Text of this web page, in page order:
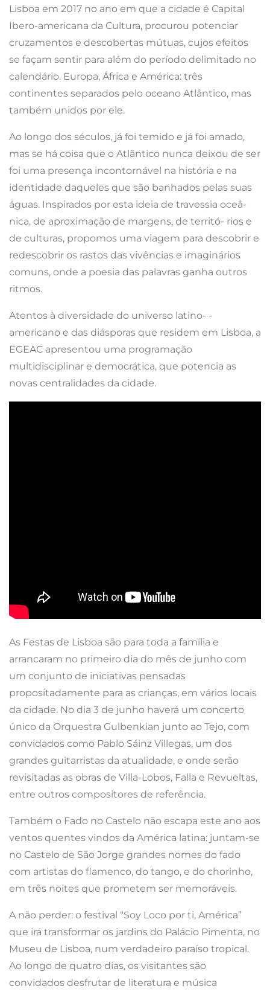
Lisboa em 2017 no ano em que a cidade é Capital
Ibero-americana da Cultura, procurou potenciar
cruzamentos e descobertas mútuas, cujos efeitos
se façam sentir para além do período delimitado no
calendário. Europa, África e América: três
continentes separados pelo oceano Atlântico, mas
também unidos por ele.
Ao longo dos séculos, já foi temido e já foi amado,
mas se há coisa que o Atlântico nunca deixou de ser
foi uma presença incontornável na história e na
identidade daqueles que são banhados pelas suas
águas. Inspirados por esta ideia de travessia oceâ-
nica, de aproximação de margens, de territó- rios e
de culturas, propomos uma viagem para descobrir e
redescobrir os rastos das vivências e imaginários
comuns, onde a poesia das palavras ganha outros
ritmos.
Atentos à diversidade do universo latino- -
americano e das diásporas que residem em Lisboa, a
EGEAC apresentou uma programação
multidisciplinar e democrática, que potencia as
novas centralidades da cidade.
As Festas de Lisboa são para toda a família e
arrancaram no primeiro dia do mês de junho com
um conjunto de iniciativas pensadas
propositadamente para as crianças, em vários locais
da cidade. No dia 3 de junho haverá um concerto
único da Orquestra Gulbenkian junto ao Tejo, com
convidados como Pablo Sáinz Villegas, um dos
grandes guitarristas da atualidade, e onde serão
revisitadas as obras de Villa-Lobos, Falla e Revueltas,
entre outros compositores de referência.
Também o Fado no Castelo não escapa este ano aos
ventos quentes vindos da América latina: juntam-se
no Castelo de São Jorge grandes nomes do fado
com artistas do flamenco, do tango, e do chorinho,
em três noites que prometem ser memoráveis.
A não perder: o festival “Soy Loco por ti, América”
que irá transformar os jardins do Palácio Pimenta, no
Museu de Lisboa, num verdadeiro paraíso tropical.
Ao longo de quatro dias, os visitantes são
convidados desfrutar de literatura e música